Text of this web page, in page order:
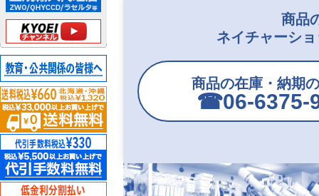
商品
ネイチャーシ
商品の在庫・納期
☎︎06-6375-